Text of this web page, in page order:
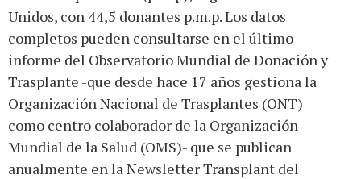
Unidos, con 44,5 donantes p.m.p. Los datos
completos pueden consultarse en el último
informe del Observatorio Mundial de Donación y
Trasplante -que desde hace 17 años gestiona la
Organización Nacional de Trasplantes (ONT)
como centro colaborador de la Organización
Mundial de la Salud (OMS)- que se publican
anualmente en la Newsletter Transplant del